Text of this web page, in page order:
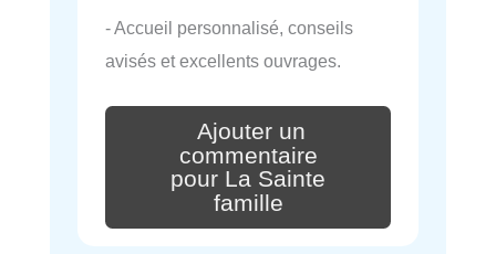
- Accueil personnalisé, conseils
avisés et excellents ouvrages.
Ajouter un
commentaire
pour La Sainte
famille